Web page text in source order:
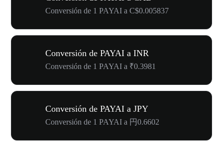
Conversión de 1 PAYAI a C$0.005837
Conversión de PAYAI a INR
Conversión de 1 PAYAI a ₹0.3981
Conversión de PAYAI a JPY
Conversión de 1 PAYAI a 円0.6602